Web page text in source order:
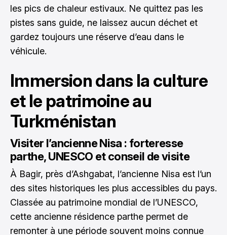
les pics de chaleur estivaux. Ne quittez pas les
pistes sans guide, ne laissez aucun déchet et
gardez toujours une réserve d’eau dans le
véhicule.
Immersion dans la culture
et le patrimoine au
Turkménistan
Visiter l’ancienne Nisa : forteresse
parthe, UNESCO et conseil de visite
À Bagir, près d’Ashgabat, l’ancienne Nisa est l’un
des sites historiques les plus accessibles du pays.
Classée au patrimoine mondial de l’UNESCO,
cette ancienne résidence parthe permet de
remonter à une période souvent moins connue